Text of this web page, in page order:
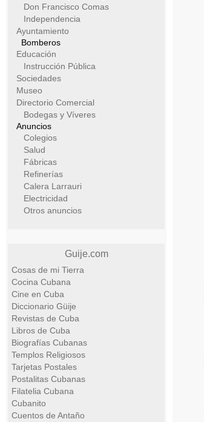
Don Francisco Comas
Independencia
Ayuntamiento
Bomberos
Educación
Instrucción Pública
Sociedades
Museo
Directorio Comercial
Bodegas y Víveres
Anuncios
Colegios
Salud
Fábricas
Refinerías
Calera Larrauri
Electricidad
Otros anuncios
Guije.com
Cosas de mi Tierra
Cocina Cubana
Cine en Cuba
Diccionario Güije
Revistas de Cuba
Libros de Cuba
Biografías Cubanas
Templos Religiosos
Tarjetas Postales
Postalitas Cubanas
Filatelia Cubana
Cubanito
Cuentos de Antaño